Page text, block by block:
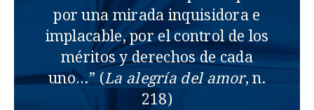
por una mirada inquisidora e
implacable, por el control de los
méritos y derechos de cada
uno…” (La alegría del amor, n.
218)